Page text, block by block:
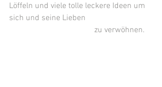
Löffeln und viele tolle leckere Ideen um
sich und seine Lieben
                                          zu verwöhnen.